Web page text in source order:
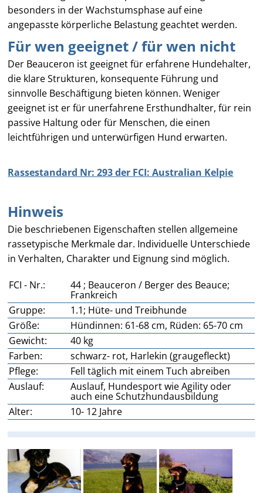
besonders in der Wachstumsphase auf eine
angepasste körperliche Belastung geachtet werden.
Für wen geeignet / für wen nicht
Der Beauceron ist geeignet für erfahrene Hundehalter,
die klare Strukturen, konsequente Führung und
sinnvolle Beschäftigung bieten können. Weniger
geeignet ist er für unerfahrene Ersthundhalter, für rein
passive Haltung oder für Menschen, die einen
leichtführigen und unterwürfigen Hund erwarten.
Rassestandard Nr: 293 der FCI: Australian Kelpie
Hinweis
Die beschriebenen Eigenschaften stellen allgemeine
rassetypische Merkmale dar. Individuelle Unterschiede
in Verhalten, Charakter und Eignung sind möglich.
FCI - Nr.: 44 ; Beauceron / Berger des Beauce;
Frankreich
Gruppe:
1.1; Hüte- und Treibhunde
Größe:
Hündinnen: 61-68 cm, Rüden: 65-70 cm
Gewicht:
40 kg
Farben:
schwarz- rot, Harlekin (graugefleckt)
Pflege:
Fell täglich mit einem Tuch abreiben
Auslauf:
Auslauf, Hundesport wie Agility oder
auch eine Schutzhundausbildung
Alter:
10- 12 Jahre